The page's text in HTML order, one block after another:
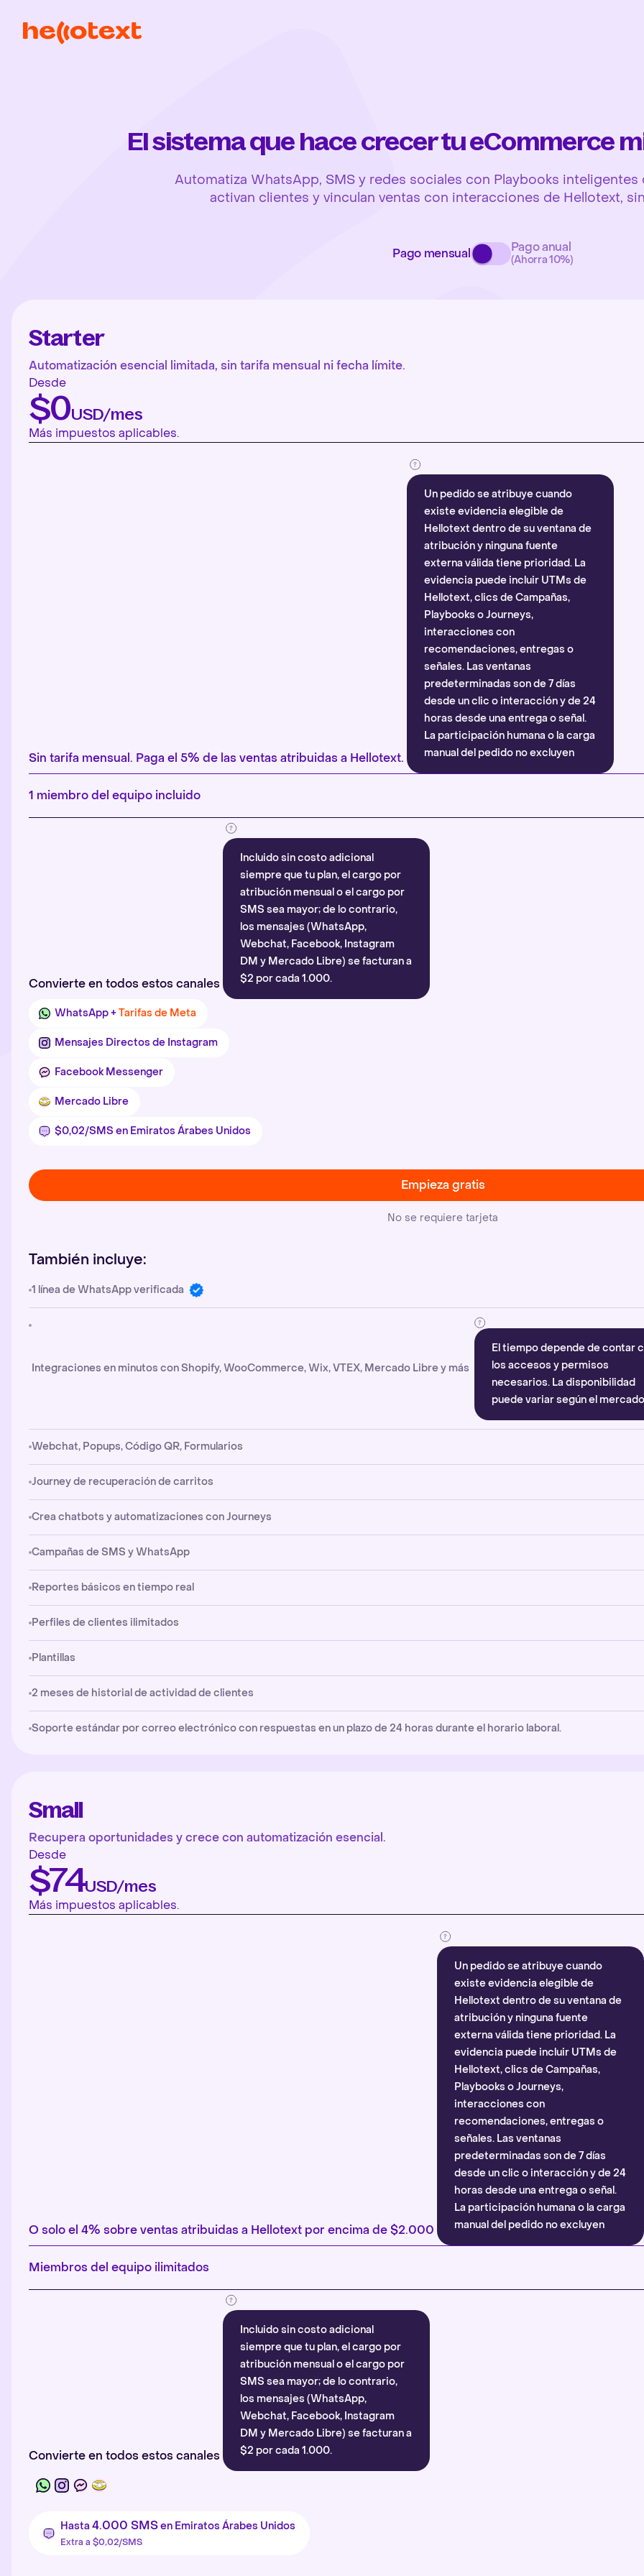
El sistema que hace crecer tu eCommerce
Automatiza WhatsApp, SMS y redes sociales con Playbooks
activan clientes y vinculan ventas con interacciones de Hellotext,
Pago mensual Pago anual
(Ahorra 10%)
Starter
Automatización esencial limitada, sin tarifa mensual ni fecha límite.
Desde
$0USD/mes
Más impuestos aplicables.
Sin tarifa mensual. Paga el 5% de las ventas atribuidas a Hellotext.
Un pedido se atribuye cuando
existe evidencia elegible de
Hellotext dentro de su ventana de
atribución y ninguna fuente
externa válida tiene prioridad. La
evidencia puede incluir UTMs de
Hellotext, clics de Campañas,
Playbooks o Journeys,
interacciones con
recomendaciones, entregas o
señales. Las ventanas
predeterminadas son de 7 días
desde un clic o interacción y de 24
horas desde una entrega o señal.
La participación humana o la carga
manual del pedido no excluyen
automáticamente la atribución.
1 miembro del equipo incluido
Convierte en todos estos canales
Incluido sin costo adicional
siempre que tu plan, el cargo por
atribución mensual o el cargo por
SMS sea mayor; de lo contrario,
los mensajes (WhatsApp,
Webchat, Facebook, Instagram
DM y Mercado Libre) se facturan a
$2 por cada 1.000.
WhatsApp +Tarifas de Meta
Mensajes Directos de Instagram
Facebook Messenger
Mercado Libre
$0,02/SMS en Emiratos Árabes Unidos
Empieza gratis
No se requiere tarjeta
También incluye:
1 línea de WhatsApp verificada
Integraciones en minutos con Shopify, WooCommerce, Wix, VTEX, Mercado Libre y más
El tiempo depende de contar
los accesos y permisos
necesarios. La disponibilidad
puede variar según el
Webchat, Popups, Código QR, Formularios
Journey de recuperación de carritos
Crea chatbots y automatizaciones con Journeys
Campañas de SMS y WhatsApp
Reportes básicos en tiempo real
Perfiles de clientes ilimitados
Plantillas
2 meses de historial de actividad de clientes
Soporte estándar por correo electrónico con respuestas en un plazo de 24 horas durante el horario laboral.
Small
Recupera oportunidades y crece con automatización esencial.
Desde
$74USD/mes
Más impuestos aplicables.
O solo el 4% sobre ventas atribuidas a Hellotext por encima de $2.000
Un pedido se atribuye cuando
existe evidencia elegible de
Hellotext dentro de su ventana de
atribución y ninguna fuente
externa válida tiene prioridad. La
evidencia puede incluir UTMs de
Hellotext, clics de Campañas,
Playbooks o Journeys,
interacciones con
recomendaciones, entregas o
señales. Las ventanas
predeterminadas son de 7 días
desde un clic o interacción y de 24
horas desde una entrega o señal.
La participación humana o la carga
manual del pedido no excluyen
automáticamente la atribución.
Miembros del equipo ilimitados
Convierte en todos estos canales
Incluido sin costo adicional
siempre que tu plan, el cargo por
atribución mensual o el cargo por
SMS sea mayor; de lo contrario,
los mensajes (WhatsApp,
Webchat, Facebook, Instagram
DM y Mercado Libre) se facturan a
$2 por cada 1.000.
Hasta 4.000 SMSen Emiratos Árabes Unidos
Extra a $0,02/SMS